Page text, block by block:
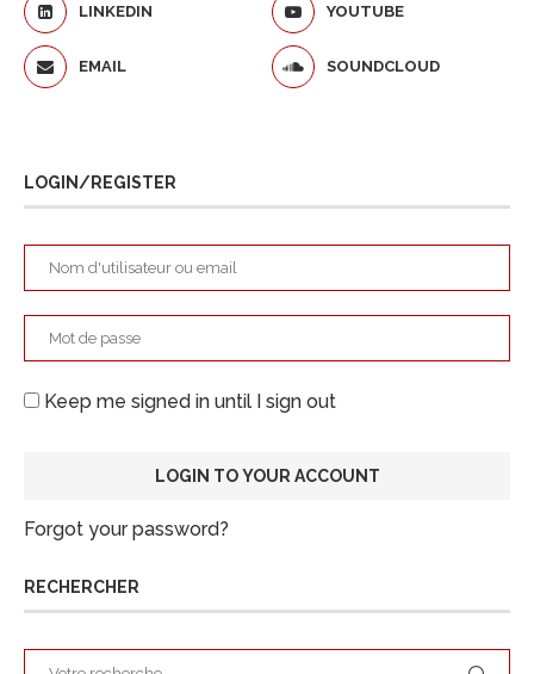
LINKEDIN YOUTUBE
EMAIL SOUNDCLOUD
LOGIN/REGISTER
Keep me signed in until I sign out
Forgot your password?
RECHERCHER